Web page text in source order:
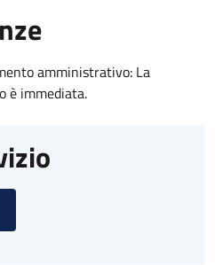
amministrativo: La
è immediata.